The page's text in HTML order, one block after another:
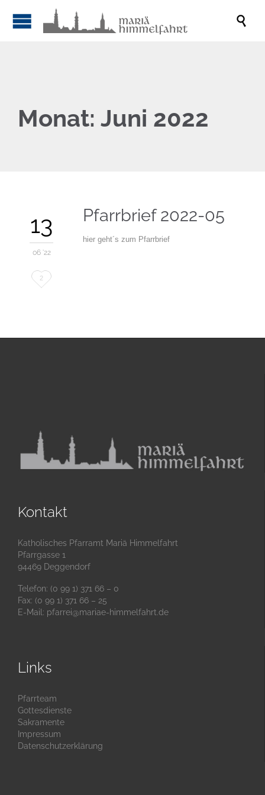

Monat: Juni 2022
13
06 '22
Love
2
Pfarrbrief 2022-05
hier geht´s zum Pfarrbrief
Kontakt
Katholisches Pfarramt Mariä Himmelfahrt
Pfarrgasse 1
94469 Deggendorf
Telefon: (0 99 1) 371 66 – 0
Fax: (0 99 1) 371 66 – 25
E-Mail: pfarrei@mariae-himmelfahrt.de
Links
Pfarrteam
Gottesdienste
Sakramente
Impressum
Datenschutzerklärung